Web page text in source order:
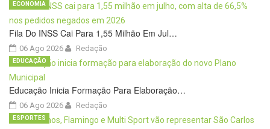
Fila Do INSS Cai Para 1,55 Milhão Em Jul…
06 Ago 2026
ECONOMIA
Redação
Educação Inicia Formação Para Elaboração…
06 Ago 2026
EDUCAÇÃO
Redação
ESPORTES